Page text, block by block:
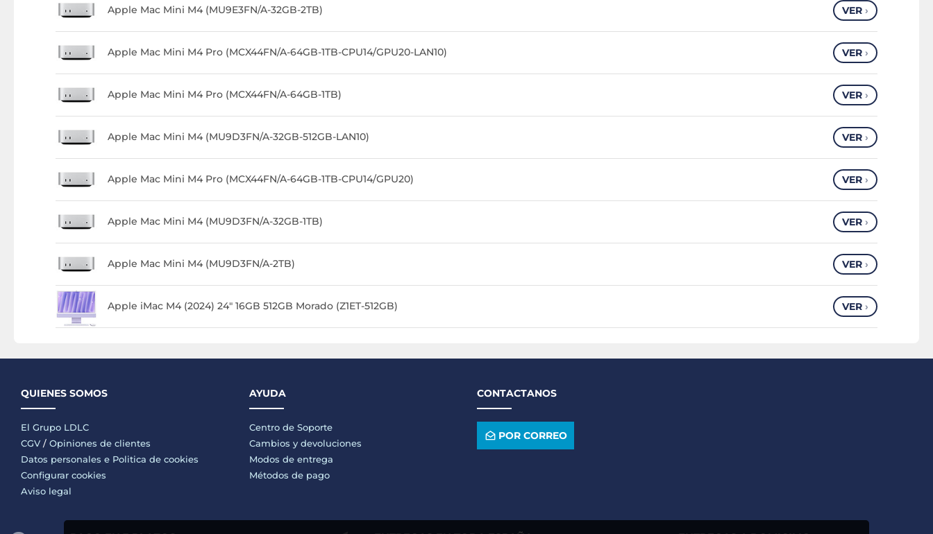
Apple Mac Mini M4 (MU9E3FN/A-32GB-2TB) VER ›
Apple Mac Mini M4 Pro (MCX44FN/A-64GB-1TB-CPU14/GPU20-LAN10) VER ›
Apple Mac Mini M4 Pro (MCX44FN/A-64GB-1TB) VER ›
Apple Mac Mini M4 (MU9D3FN/A-32GB-512GB-LAN10) VER ›
Apple Mac Mini M4 Pro (MCX44FN/A-64GB-1TB-CPU14/GPU20) VER ›
Apple Mac Mini M4 (MU9D3FN/A-32GB-1TB) VER ›
Apple Mac Mini M4 (MU9D3FN/A-2TB) VER ›
Apple iMac M4 (2024) 24" 16GB 512GB Morado (Z1ET-512GB) VER ›
QUIENES SOMOS
El Grupo LDLC
CGV / Opiniones de clientes
Datos personales e Politica de cookies
Configurar cookies
Aviso legal
AYUDA
Centro de Soporte
Cambios y devoluciones
Modos de entrega
Métodos de pago
CONTACTANOS
POR CORREO